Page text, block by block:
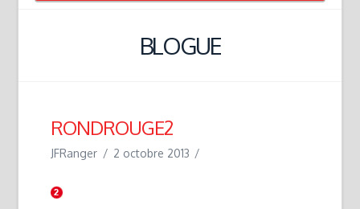
BLOGUE
RONDROUGE2
JFRanger 2 octobre 2013